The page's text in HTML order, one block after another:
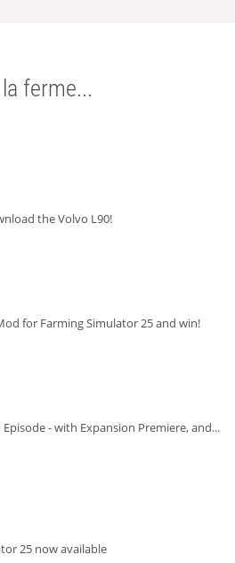
ferme...
the Volvo L90!
for Farming Simulator 25 and win!
- with Expansion Premiere, and...
25 now available